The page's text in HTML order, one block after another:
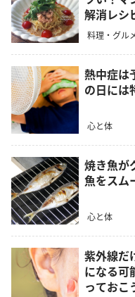
解消レシ
料理・グル
熱中症は
の日には
心と体
焼き魚が
魚をスム
心と体
紫外線だ
になる可
っておこ